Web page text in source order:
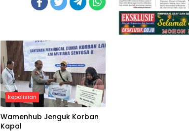
kepolisian
Wamenhub Jenguk Korban
Kapal